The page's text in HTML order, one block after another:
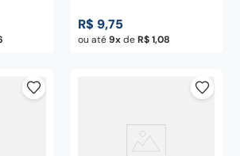
R$ 9,75
ou até9 deR$ 1,08